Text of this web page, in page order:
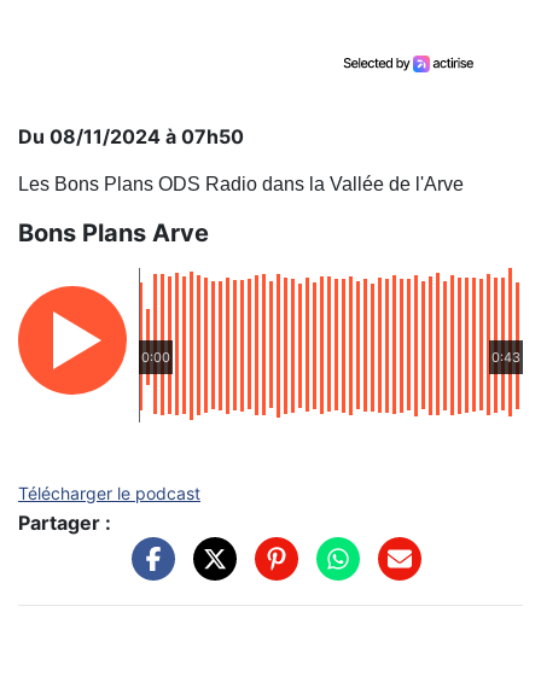
Du 08/11/2024 à 07h50
Les Bons Plans ODS Radio dans la Vallée de l'Arve
Bons Plans Arve
0:00 0:43
Télécharger le podcast
Partager :